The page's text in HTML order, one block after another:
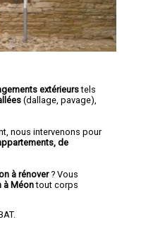
extérieurstels
(dallage, pavage),
nous intervenons pour
de
à rénover? Vous
à Méontout corps